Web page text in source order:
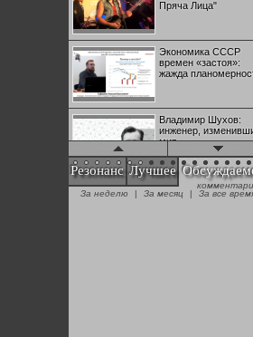
Пряча Лица"
Экономика СССР
времен «застоя»:
жажда
Владимир Шухов:
инженер,
мир
"Аркадий Коц" на
эгалите-фесте "Не
Резонанс Лучшее
За неделю
| За месяц | За все